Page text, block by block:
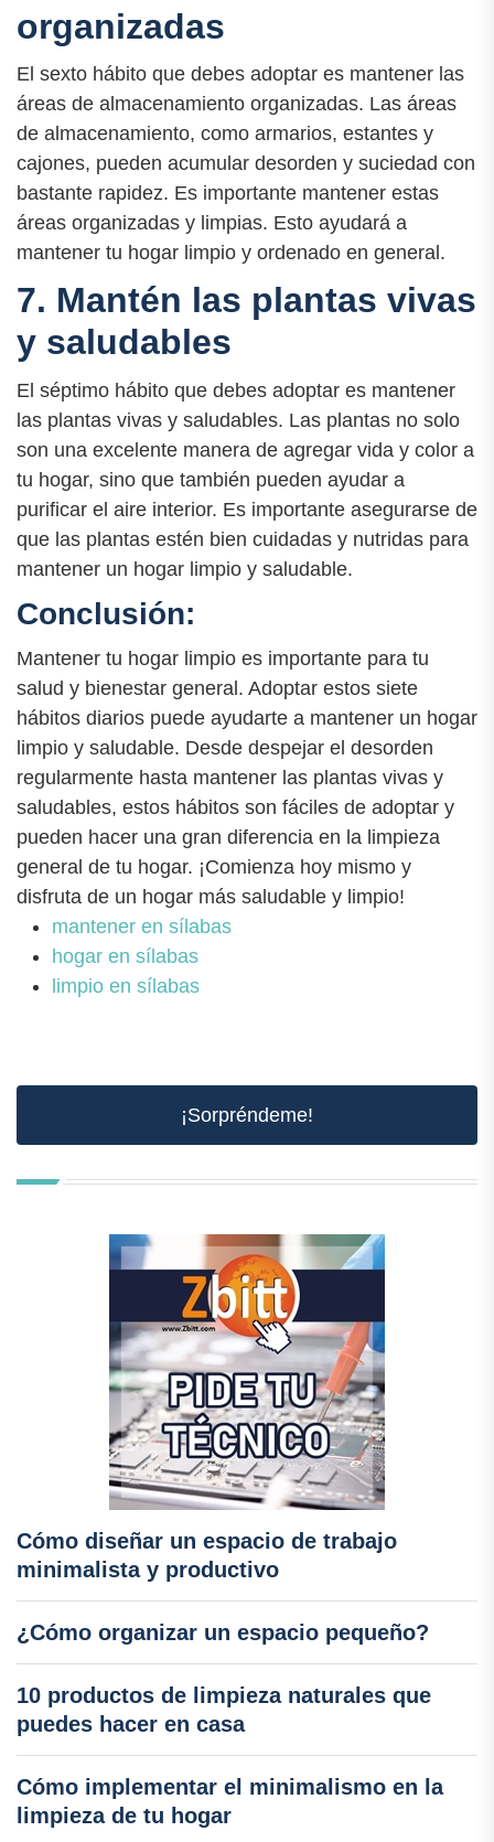
organizadas
El sexto hábito que debes adoptar es mantener las
áreas de almacenamiento organizadas. Las áreas
de almacenamiento, como armarios, estantes y
cajones, pueden acumular desorden y suciedad con
bastante rapidez. Es importante mantener estas
áreas organizadas y limpias. Esto ayudará a
mantener tu hogar limpio y ordenado en general.
7. Mantén las plantas vivas
y saludables
El séptimo hábito que debes adoptar es mantener
las plantas vivas y saludables. Las plantas no solo
son una excelente manera de agregar vida y color a
tu hogar, sino que también pueden ayudar a
purificar el aire interior. Es importante asegurarse de
que las plantas estén bien cuidadas y nutridas para
mantener un hogar limpio y saludable.
Conclusión:
Mantener tu hogar limpio es importante para tu
salud y bienestar general. Adoptar estos siete
hábitos diarios puede ayudarte a mantener un hogar
limpio y saludable. Desde despejar el desorden
regularmente hasta mantener las plantas vivas y
saludables, estos hábitos son fáciles de adoptar y
pueden hacer una gran diferencia en la limpieza
general de tu hogar. ¡Comienza hoy mismo y
disfruta de un hogar más saludable y limpio!
mantener en sílabas
hogar en sílabas
limpio en sílabas
¡Sorpréndeme!
Cómo diseñar un espacio de trabajo
minimalista y productivo
¿Cómo organizar un espacio pequeño?
10 productos de limpieza naturales que
puedes hacer en casa
Cómo implementar el minimalismo en la
limpieza de tu hogar